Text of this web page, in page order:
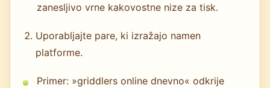
zanesljivo vrne kakovostne nize za tisk.
Uporabljajte pare, ki izražajo namen
platforme.
Primer: »griddlers online dnevno« odkrije